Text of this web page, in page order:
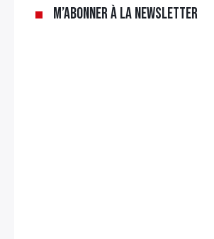
M’abonner à la newsletter